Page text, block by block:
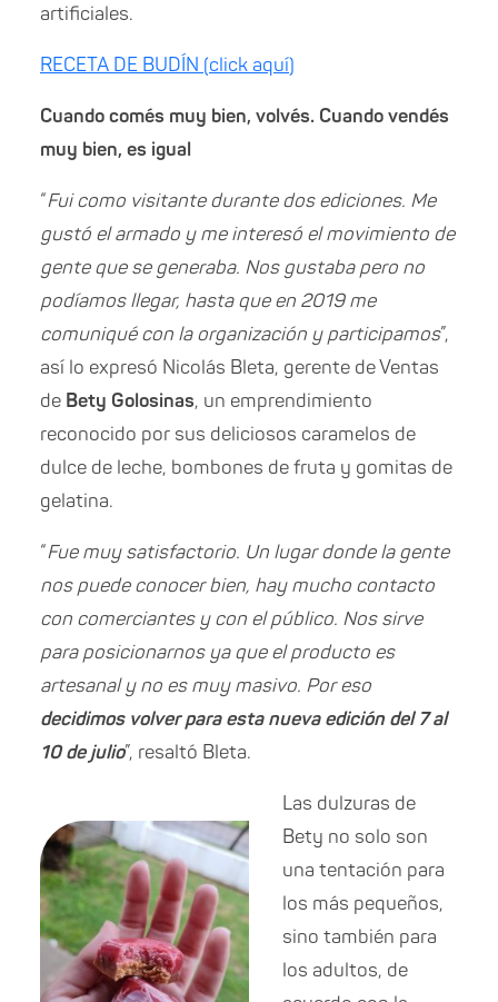
artificiales.
RECETA DE BUDÍN (click aquí)
Cuando comés muy bien, volvés. Cuando vendés
muy bien, es igual
“Fui como visitante durante dos ediciones. Me
gustó el armado y me interesó el movimiento de
gente que se generaba. Nos gustaba pero no
podíamos llegar, hasta que en 2019 me
comuniqué con la organización y participamos”,
así lo expresó Nicolás Bleta, gerente de Ventas
de Bety Golosinas, un emprendimiento
reconocido por sus deliciosos caramelos de
dulce de leche, bombones de fruta y gomitas de
gelatina.
“Fue muy satisfactorio. Un lugar donde la gente
nos puede conocer bien, hay mucho contacto
con comerciantes y con el público. Nos sirve
para posicionarnos ya que el producto es
artesanal y no es muy masivo. Por eso
decidimos volver para esta nueva edición del 7 al
10 de julio”, resaltó Bleta.
Las dulzuras de
Bety no solo son
una tentación para
los más pequeños,
sino también para
los adultos, de